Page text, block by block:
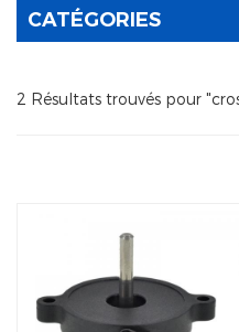
CATÉGORIES
2 Résultats trouvés pour